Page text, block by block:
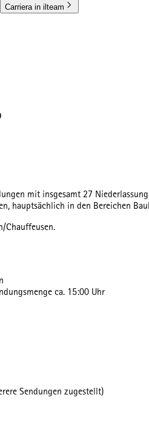
Carriera in ilteam
mit insgesamt 27
hauptsächlich in den Bereichen
Chauffeusen.
ca. 15:00 Uhr
Sendungen zugestellt)